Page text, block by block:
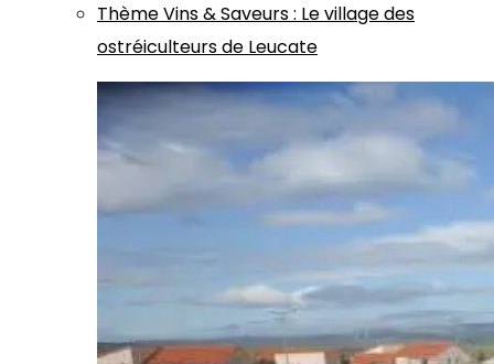
ThèmeVins & Saveurs: Le village des
ostréiculteurs de Leucate